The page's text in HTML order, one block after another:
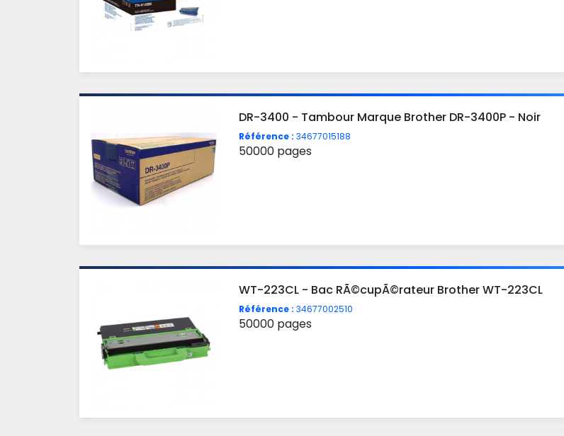
DR-3400 - Tambour Marque Brother DR-3400P - Noir
Référence : 34677015188
50000 pages
WT-223CL - Bac RÃ©cupÃ©rateur Brother WT-223CL
Référence : 34677002510
50000 pages